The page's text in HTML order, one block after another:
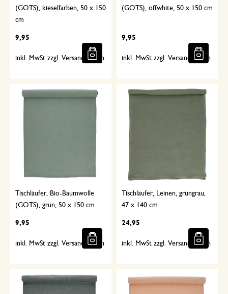
(GOTS), kieselfarben, 50 x 150
cm
9,95
inkl. MwSt zzgl. Versandkosten
(GOTS), offwhite, 50 x 150 cm
9,95
inkl. MwSt zzgl. Versandkosten
Tischläufer, Bio-Baumwolle
(GOTS), grün, 50 x 150 cm
9,95
inkl. MwSt zzgl. Versandkosten
Tischläufer, Leinen, grüngrau,
47 x 140 cm
24,95
inkl. MwSt zzgl. Versandkosten